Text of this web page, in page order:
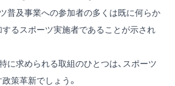
普及事業への参加者の多くは既に何らか
るスポーツ実施者であることが示され
に求められる取組のひとつは、スポーツ
策革新でしょう。